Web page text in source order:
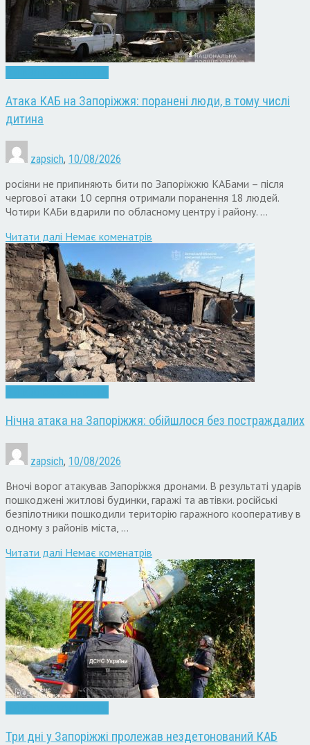
Атака КАБ на Запоріжжя: поранені люди, в тому числі
дитина
zapsich, 10/08/2026
росіяни не припиняють бити по Запоріжжю КАБами – після
чергової атаки 10 серпня отримали поранення 18 людей.
Чотири КАБи вдарили по обласному центру і району. …
Читати далi Немає коменатрів
Нічна атака на Запоріжжя: обійшлося без постраждалих
zapsich, 10/08/2026
Вночі ворог атакував Запоріжжя дронами. В результаті ударів
пошкоджені житлові будинки, гаражі та автівки. російські
безпілотники пошкодили територію гаражного кооперативу в
одному з районів міста, …
Читати далi Немає коменатрів
Три дні у Запоріжжі пролежав нездетонований КАБ